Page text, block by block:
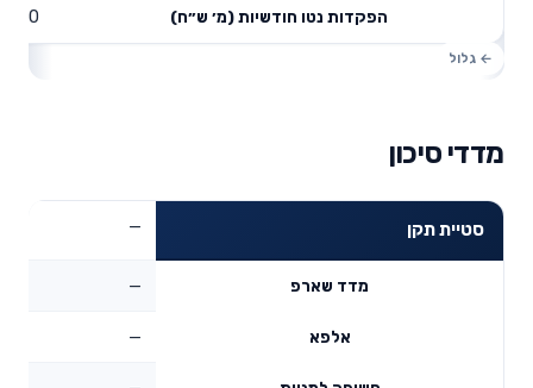
הפקדות נטו חודשיות (מ׳ ש״ח) 0
מדדי סיכון
סטיית תקן —
מדד שארפ —
אלפא —